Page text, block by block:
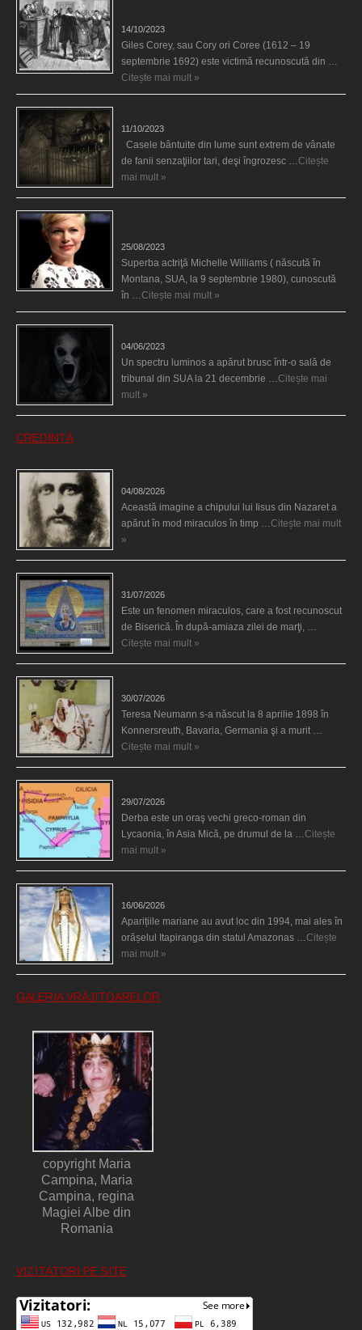
14/10/2023
Giles Corey, sau Cory ori Coree (1612 – 19
septembrie 1692) este victimă recunoscută din …
Citește mai mult »
11/10/2023
Casele bântuite din lume sunt extrem de vânate
de fanii senzaţiilor tari, deşi îngrozesc …Citește
mai mult »
25/08/2023
Superba actriţă Michelle Williams ( născută în
Montana, SUA, la 9 septembrie 1980), cunoscută
în …Citește mai mult »
04/06/2023
Un spectru luminos a apărut brusc într-o sală de
tribunal din SUA la 21 decembrie …Citește mai
mult »
CREDINȚĂ
04/08/2026
Această imagine a chipului lui Iisus din Nazaret a
apărut în mod miraculos în timp …Citește mai mult
»
31/07/2026
Este un fenomen miraculos, care a fost recunoscut
de Biserică. În după-amiaza zilei de marţi, …
Citește mai mult »
30/07/2026
Teresa Neumann s-a născut la 8 aprilie 1898 în
Konnersreuth, Bavaria, Germania şi a murit …
Citește mai mult »
29/07/2026
Derba este un oraş vechi greco-roman din
Lycaonia, în Asia Mică, pe drumul de la …Citește
mai mult »
16/06/2026
Aparițiile mariane au avut loc din 1994, mai ales în
orășelul Itapiranga din statul Amazonas …Citește
mai mult »
GALERIA VRĂJITOARELOR
copyright Maria
Campina, Maria
Campina, regina
Magiei Albe din
Romania
VIZITATORI PE SITE